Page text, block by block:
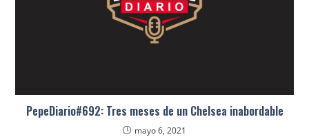
PepeDiario#692: Tres meses de un Chelsea inabordable
mayo 6, 2021